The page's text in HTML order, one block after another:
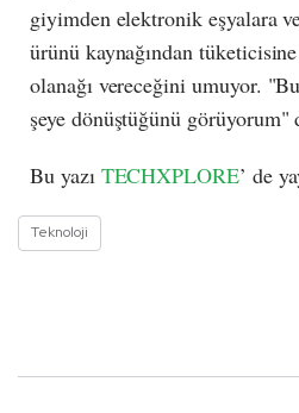
giyimden elektronik eşyalara
ürünü kaynağından
olanağı vereceğini umuyor.
şeye dönüştüğünü görüyorum"
Bu yazı TECHXPLORE’ de
Teknoloji